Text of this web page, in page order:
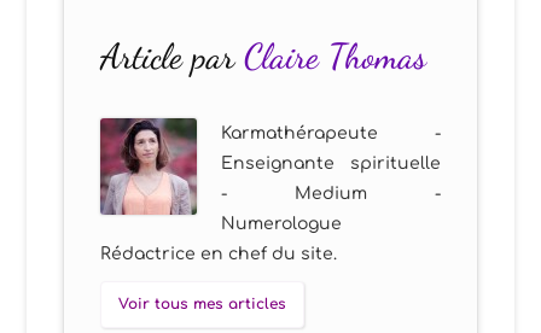
Article parClaire Thomas
Karmathérapeute -
Enseignante spirituelle
- Medium -
Numerologue
Rédactrice en chef du site.
Voir tous mes articles